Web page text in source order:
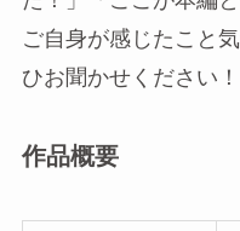
ご自身が感じたこと
ひお聞かせください！
作品概要